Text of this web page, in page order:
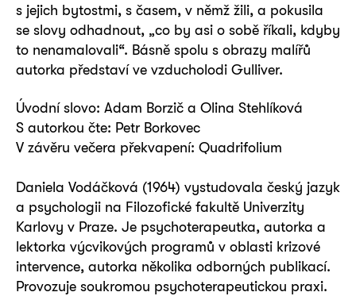
s jejich bytostmi, s časem, v němž žili, a pokusila
se slovy odhadnout, „co by asi o sobě říkali, kdyby
to nenamalovali“. Básně spolu s obrazy malířů
autorka představí ve vzducholodi Gulliver.
Úvodní slovo: Adam Borzič a Olina Stehlíková
S autorkou čte: Petr Borkovec
V závěru večera překvapení: Quadrifolium
Daniela Vodáčková (1964) vystudovala český jazyk
a psychologii na Filozofické fakultě Univerzity
Karlovy v Praze. Je psychoterapeutka, autorka a
lektorka výcvikových programů v oblasti krizové
intervence, autorka několika odborných publikací.
Provozuje soukromou psychoterapeutickou praxi.